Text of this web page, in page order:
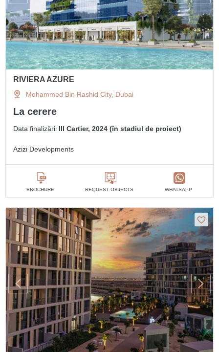
RIVIERA AZURE
Mohammed Bin Rashid City, Dubai
La cerere
Data finalizării III Cartier, 2024 (în stadiul de proiect)
Azizi Developments
BROCHURE REQUEST OBJECTS WHATSAPP